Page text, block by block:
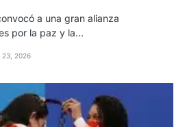
a una gran alianza
por la paz y la…
23, 2026